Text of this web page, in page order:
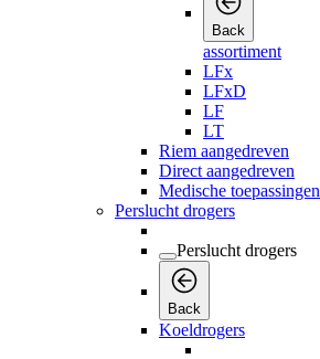
Back
assortiment
LFx
LFxD
LF
LT
Riem aangedreven
Direct aangedreven
Medische toepassingen
Perslucht drogers
Perslucht drogers
Back
Koeldrogers